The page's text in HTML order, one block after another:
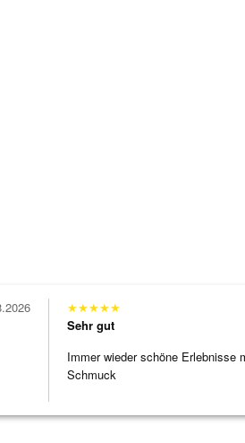
★★★★★
Sehr gut
Immer wieder schöne Erlebnisse
Schmuck